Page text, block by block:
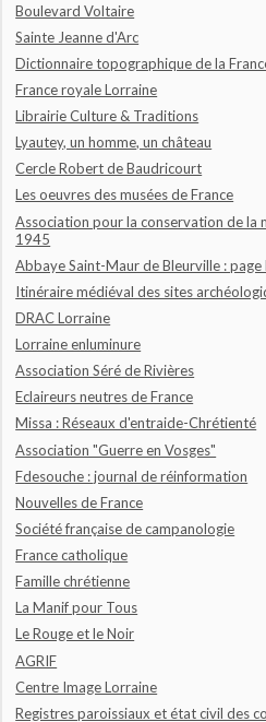
Boulevard Voltaire
Sainte Jeanne d'Arc
Dictionnaire topographique de la
France royale Lorraine
Librairie Culture & Traditions
Lyautey, un homme, un château
Cercle Robert de Baudricourt
Les oeuvres des musées de France
Association pour la conservation de la
1945
Abbaye Saint-Maur de Bleurville : page
Itinéraire médiéval des sites
DRAC Lorraine
Lorraine enluminure
Association Séré de Rivières
Eclaireurs neutres de France
Missa : Réseaux d'entraide-Chrétienté
Association "Guerre en Vosges"
Fdesouche : journal de réinformation
Nouvelles de France
Société française de campanologie
France catholique
Famille chrétienne
La Manif pour Tous
Le Rouge et le Noir
AGRIF
Centre Image Lorraine
Registres paroissiaux et état civil des